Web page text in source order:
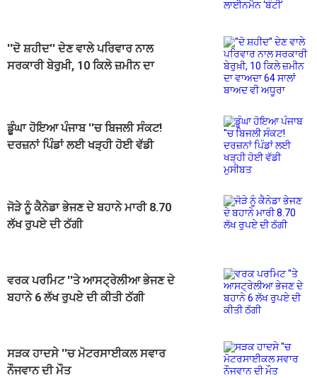
''ਦੋ ਸ਼ਹੀਦ'' ਦੇਣ ਵਾਲੇ ਪਰਿਵਾਰ ਨਾਲ
ਸਰਕਾਰੀ ਬੇਰੁਖ਼ੀ, 10 ਕਿਲੇ ਜ਼ਮੀਨ ਦਾ
ਡੂੰਘਾ ਹੋਇਆ ਪੰਜਾਬ ''ਚ ਬਿਜਲੀ ਸੰਕਟ!
ਦਰਜ਼ਨਾਂ ਪਿੰਡਾਂ ਲਈ ਖੜ੍ਹੀ ਹੋਈ ਵੱਡੀ
ਜੋੜੇ ਨੂੰ ਕੈਨੇਡਾ ਭੇਜਣ ਦੇ ਬਹਾਨੇ ਮਾਰੀ 8.70
ਲੱਖ ਰੁਪਏ ਦੀ ਠੱਗੀ
ਵਰਕ ਪਰਮਿਟ ''ਤੇ ਆਸਟ੍ਰੇਲੀਆ ਭੇਜਣ ਦੇ
ਬਹਾਨੇ 6 ਲੱਖ ਰੁਪਏ ਦੀ ਕੀਤੀ ਠੱਗੀ
ਸੜਕ ਹਾਦਸੇ ''ਚ ਮੋਟਰਸਾਈਕਲ ਸਵਾਰ
ਨੌਜਵਾਨ ਦੀ ਮੌਤ